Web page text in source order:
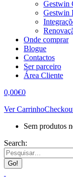
Gestwin
Gestwin
Onde comprar
Blogue
Contactos
Ser parceiro
Área Cliente
0,00€0
Ver Carrinho
Sem produtos
Search: